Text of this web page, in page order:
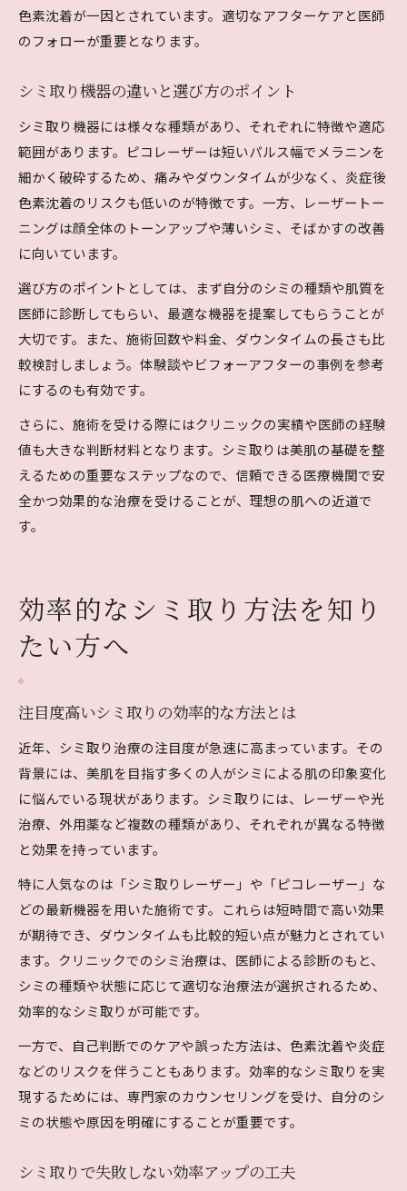
色素沈着が一因とされています。適切なアフターケアと医師
のフォローが重要となります。
シミ取り機器の違いと選び方のポイント
シミ取り機器には様々な種類があり、それぞれに特徴や適応
範囲があります。ピコレーザーは短いパルス幅でメラニンを
細かく破砕するため、痛みやダウンタイムが少なく、炎症後
色素沈着のリスクも低いのが特徴です。一方、レーザートー
ニングは顔全体のトーンアップや薄いシミ、そばかすの改善
に向いています。
選び方のポイントとしては、まず自分のシミの種類や肌質を
医師に診断してもらい、最適な機器を提案してもらうことが
大切です。また、施術回数や料金、ダウンタイムの長さも比
較検討しましょう。体験談やビフォーアフターの事例を参考
にするのも有効です。
さらに、施術を受ける際にはクリニックの実績や医師の経験
値も大きな判断材料となります。シミ取りは美肌の基礎を整
えるための重要なステップなので、信頼できる医療機関で安
全かつ効果的な治療を受けることが、理想の肌への近道で
す。
効率的なシミ取り方法を知り
たい方へ
注目度高いシミ取りの効率的な方法とは
近年、シミ取り治療の注目度が急速に高まっています。その
背景には、美肌を目指す多くの人がシミによる肌の印象変化
に悩んでいる現状があります。シミ取りには、レーザーや光
治療、外用薬など複数の種類があり、それぞれが異なる特徴
と効果を持っています。
特に人気なのは「シミ取りレーザー」や「ピコレーザー」な
どの最新機器を用いた施術です。これらは短時間で高い効果
が期待でき、ダウンタイムも比較的短い点が魅力とされてい
ます。クリニックでのシミ治療は、医師による診断のもと、
シミの種類や状態に応じて適切な治療法が選択されるため、
効率的なシミ取りが可能です。
一方で、自己判断でのケアや誤った方法は、色素沈着や炎症
などのリスクを伴うこともあります。効率的なシミ取りを実
現するためには、専門家のカウンセリングを受け、自分のシ
ミの状態や原因を明確にすることが重要です。
シミ取りで失敗しない効率アップの工夫